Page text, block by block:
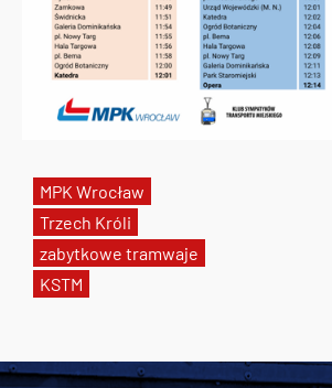
MPK Wrocław
Trzech Króli
zabytkowe tramwaje
KSTM